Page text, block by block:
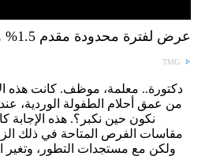
عرض لفترة محدودة مقدم 1.5% و تقسيط علي 15 سنة
TMG
دكتورة.. معلمة، موظف. كانت هذه
من عمق أحلام الطفولة الوردية،
نكون حين نكبر؟. هذه
مقاسات الفرص المتاحة في ذلك
ولكن مع مستجدات التطور، وتغير